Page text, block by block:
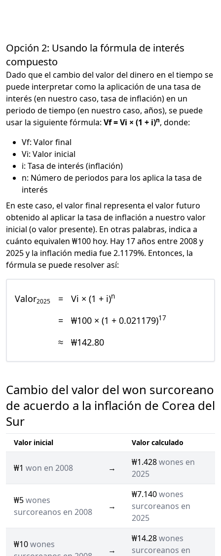
Opción 2: Usando la fórmula de interés
compuesto
Dado que el cambio del valor del dinero en el tiempo se
puede interpretar como la aplicación de una tasa de
interés (en nuestro caso, tasa de inflación) en un
periodo de tiempo (en nuestro caso, años), se puede
usar la siguiente fórmula: Vf = Vi × (1 + i)n, donde:
Vf: Valor final
Vi: Valor inicial
i: Tasa de interés (inflación)
n: Número de periodos para los aplica la tasa de
interés
En este caso, el valor final representa el valor futuro
obtenido al aplicar la tasa de inflación a nuestro valor
inicial (o valor presente). En otras palabras, indica a
cuánto equivalen ₩100 hoy. Hay 17 años entre 2008 y
2025 y la inflación media fue 2.1179%. Entonces, la
fórmula se puede resolver así:
Valor2025 = Vi × (1 + i)n
= ₩100 × (1 + 0.021179)17
≈ ₩142.80
Cambio del valor del won surcoreano
de acuerdo a la inflación de Corea del
Sur
Valor inicial Valor calculado
₩1 won en 2008 →
₩1.428wones en
2025
₩5wones
surcoreanos en 2008
→
₩7.140wones
surcoreanos en
2025
₩10wones
→
₩14.28wones
surcoreanos en